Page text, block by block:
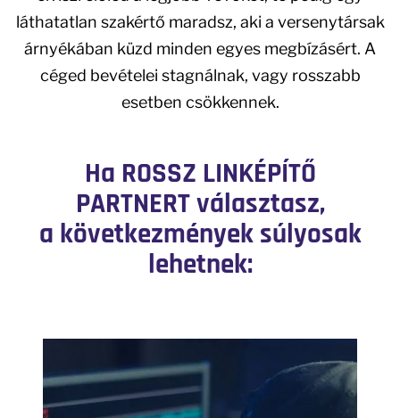
láthatatlan szakértő maradsz, aki a versenytársak
árnyékában küzd minden egyes megbízásért. A
céged bevételei stagnálnak, vagy rosszabb
esetben csökkennek.
Ha ROSSZ LINKÉPÍTŐ
PARTNERT választasz,
a következmények súlyosak
lehetnek: